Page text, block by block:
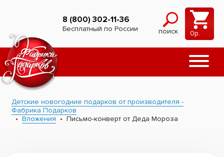
8 (800) 302-11-36
Бесплатный по России поиск 0р.
Детские новогодние подарков от производителя -
Фабрика Подарков
Вложения
Письмо-конверт от Деда Мороза